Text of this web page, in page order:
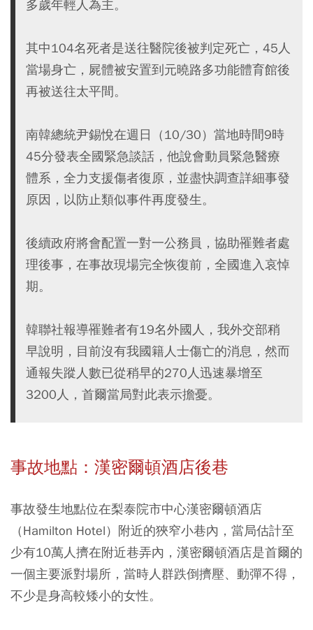
多歲年輕人為主。
其中104名死者是送往醫院後被判定死亡，45人
當場身亡，屍體被安置到元曉路多功能體育館後
再被送往太平間。
南韓總統尹錫悅在週日（10/30）當地時間9時
45分發表全國緊急談話，他說會動員緊急醫療
體系，全力支援傷者復原，並盡快調查詳細事發
原因，以防止類似事件再度發生。
後續政府將會配置一對一公務員，協助罹難者處
理後事，在事故現場完全恢復前，全國進入哀悼
期。
韓聯社報導罹難者有19名外國人，我外交部稍
早說明，目前沒有我國籍人士傷亡的消息，然而
通報失蹤人數已從稍早的270人迅速暴增至
3200人，首爾當局對此表示擔憂。
事故地點：漢密爾頓酒店後巷
事故發生地點位在梨泰院市中心漢密爾頓酒店
（Hamilton Hotel）附近的狹窄小巷內，當局估計至
少有10萬人擠在附近巷弄內，漢密爾頓酒店是首爾的
一個主要派對場所，當時人群跌倒擠壓、動彈不得，
不少是身高較矮小的女性。